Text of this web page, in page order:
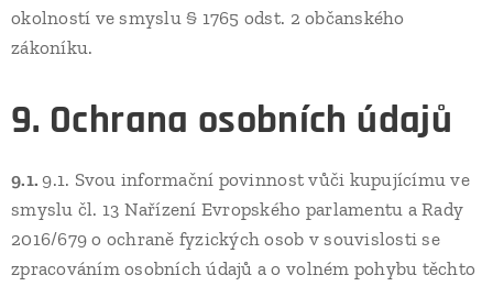
okolností ve smyslu § 1765 odst. 2 občanského
zákoníku.
9. Ochrana osobních údajů
9.1. 9.1. Svou informační povinnost vůči kupujícímu ve
smyslu čl. 13 Nařízení Evropského parlamentu a Rady
2016/679 o ochraně fyzických osob v souvislosti se
zpracováním osobních údajů a o volném pohybu těchto